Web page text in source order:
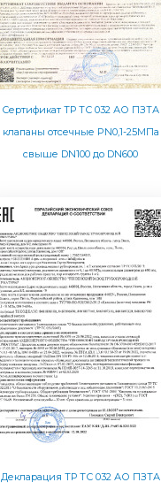
Сертификат ТР ТС 032 АО ПЗТА
клапаны отсечные PN0,1-25МПа
свыше DN100 до DN600
Декларация ТР ТС 032 АО ПЗТА